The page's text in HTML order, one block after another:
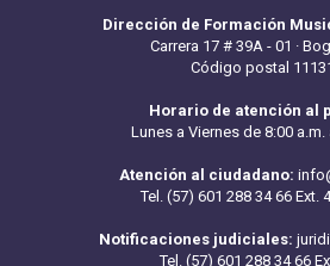
Dirección de Formación
Carrera 17 # 39A - 01 ·
Código postal
Horario de atención al
Lunes a Viernes de 8:00 a.m.
Atención al ciudadano:
Tel. (57) 601 288 34 66 Ext.
Notificaciones judiciales:
Tel. (57) 601 288 34 66